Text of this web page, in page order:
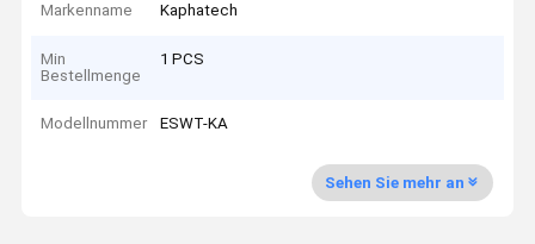
Markenname Kaphatech
Min
Bestellmenge
1 PCS
Modellnummer ESWT-KA
Sehen Sie mehr an